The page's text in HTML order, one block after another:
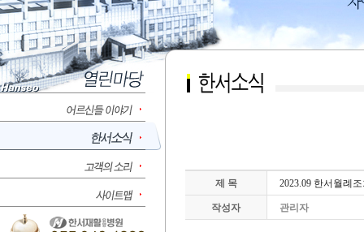
제 목 2023.09 한서월례
작성자 관리자